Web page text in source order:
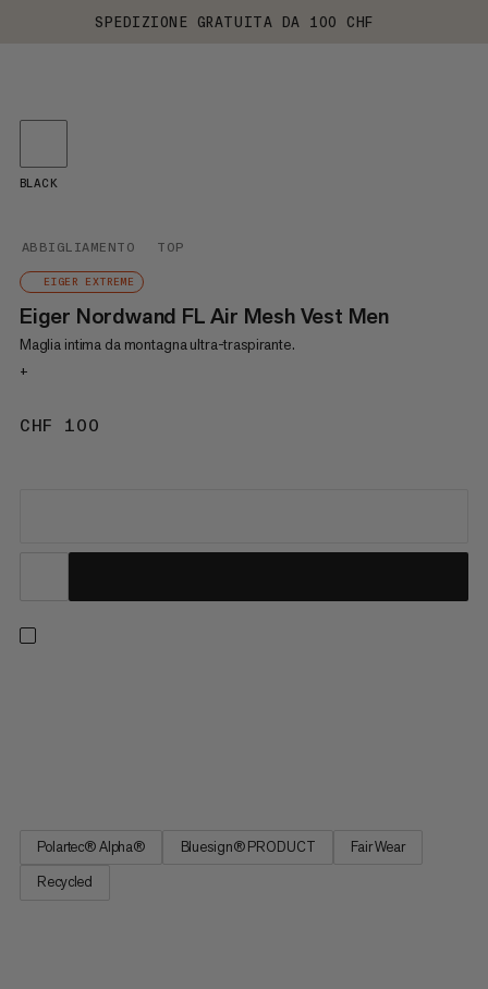
SPEDIZIONE GRATUITA DA 100 CHF
ABBIGLIAMENTO TOP
EIGER EXTREME
Eiger Nordwand FL Air Mesh Vest Men
Maglia intima da montagna ultra-traspirante.
+
CHF 100
BLACK
Polartec® Alpha® Bluesign® PRODUCT
Fair Wear
Recycled